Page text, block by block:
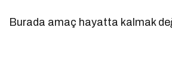
Burada amaç hayatta kalmak